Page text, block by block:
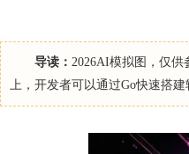
导读： 2026AI模拟图，仅
上，开发者可以通过Go快速搭